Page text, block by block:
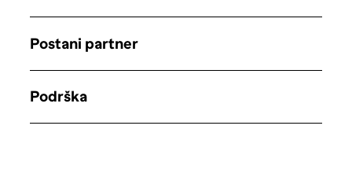
Postani partner
Podrška